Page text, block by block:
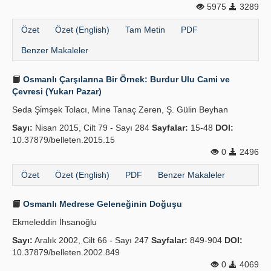
İletişim
5975 3289
Özet Özet (English) Tam Metin PDF
Benzer Makaleler
Osmanlı Çarşılarına Bir Örnek: Burdur Ulu Cami ve
Çevresi (Yukarı Pazar)
Seda Şi̇mşek Tolacı, Mine Tanaç Zeren, Ş. Gülin Beyhan
Sayı: Nisan 2015, Cilt 79 - Sayı 284 Sayfalar: 15-48 DOI:
10.37879/belleten.2015.15
0
2496
Özet Özet (English) PDF Benzer Makaleler
Osmanlı Medrese Geleneğinin Doğuşu
Ekmeleddin İhsanoğlu
Sayı: Aralık 2002, Cilt 66 - Sayı 247 Sayfalar: 849-904 DOI:
10.37879/belleten.2002.849
0
4069